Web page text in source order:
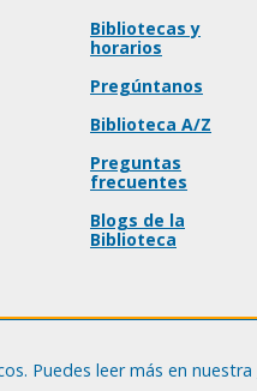
Bibliotecas y
horarios
Pregúntanos
Biblioteca A/Z
Preguntas
frecuentes
Blogs de la
Biblioteca
Puedes leer más en nuestra